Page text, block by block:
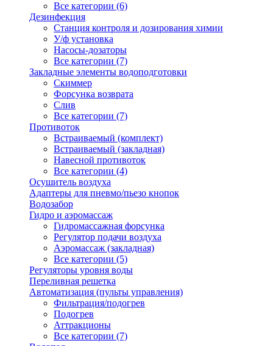
Все категории (6)
Дезинфекция
Станция контроля и дозирования химии
У/ф установка
Насосы-дозаторы
Все категории (7)
Закладные элементы водоподготовки
Скиммер
Форсунка возврата
Слив
Все категории (7)
Противоток
Встраиваемый (комплект)
Встраиваемый (закладная)
Навесной противоток
Все категории (4)
Осушитель воздуха
Адаптеры для пневмо/пьезо кнопок
Водозабор
Гидро и аэромассаж
Гидромассажная форсунка
Регулятор подачи воздуха
Аэромассаж (закладная)
Все категории (5)
Регуляторы уровня воды
Переливная решетка
Автоматизация (пульты управления)
Фильтрация/подогрев
Подогрев
Аттракционы
Все категории (7)